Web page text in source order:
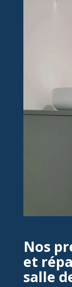
Nos
et
salle